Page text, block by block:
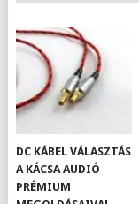
DC KÁBEL VÁLASZTÁS
A KÁCSA AUDIÓ
PRÉMIUM